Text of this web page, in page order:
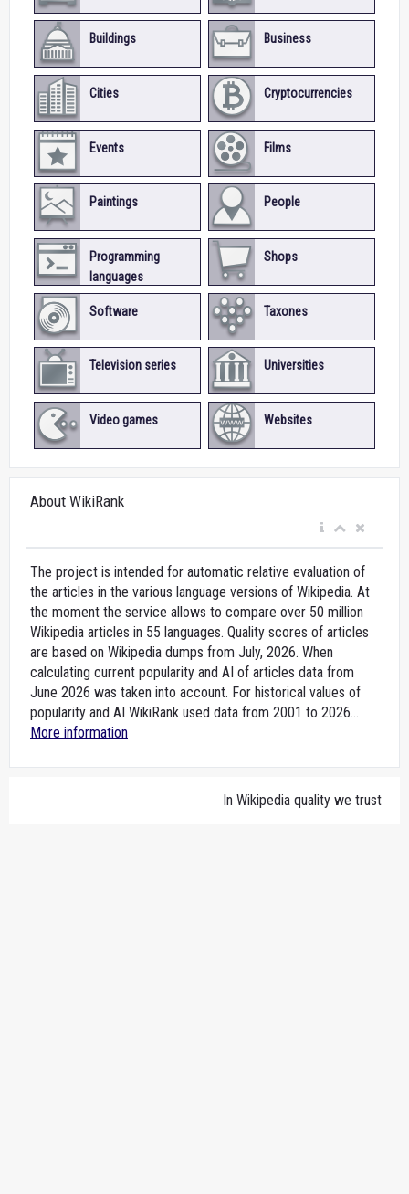
Buildings Business
Cities Cryptocurrencies
Events Films
Paintings People
Programming
languages
Shops
Software Taxones
Television series Universities
Video games Websites
About WikiRank
The project is intended for automatic relative evaluation of
the articles in the various language versions of Wikipedia. At
the moment the service allows to compare over 50 million
Wikipedia articles in 55 languages. Quality scores of articles
are based on Wikipedia dumps from July, 2026. When
calculating current popularity and AI of articles data from
June 2026 was taken into account. For historical values of
popularity and AI WikiRank used data from 2001 to 2026...
More information
In Wikipedia quality we trust